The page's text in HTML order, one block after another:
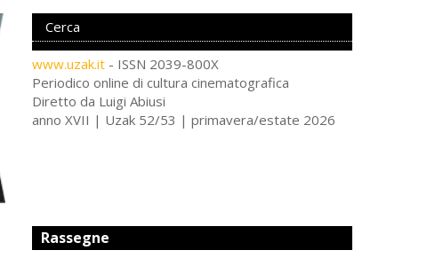
www.uzak.it - ISSN 2039-800X
Periodico online di cultura cinematografica
Diretto da Luigi Abiusi
anno XVII | Uzak 52/53 | primavera/estate 2026
Rassegne